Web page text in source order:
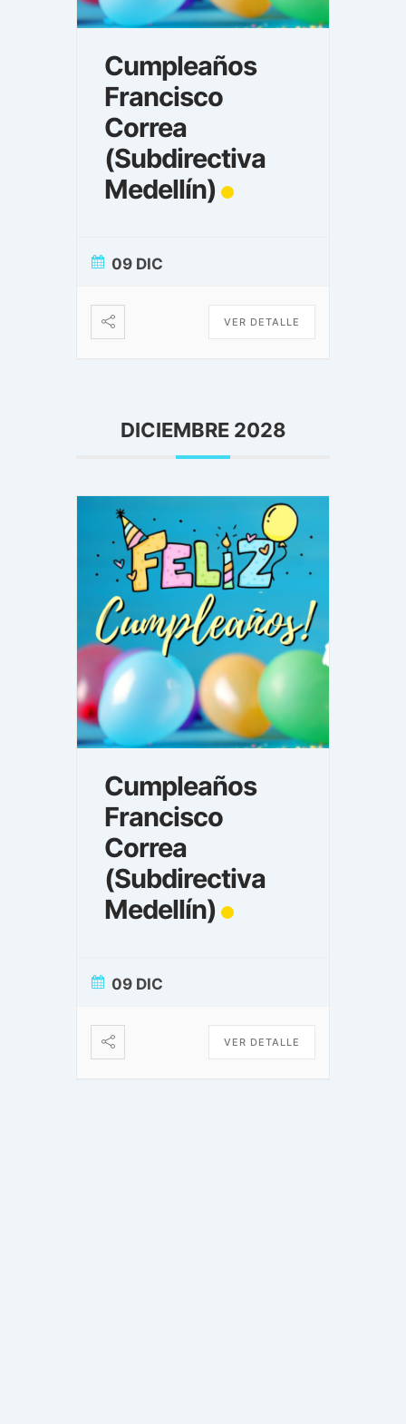
Cumpleaños
Francisco
Correa
(Subdirectiva
Medellín)
09 DIC
VER DETALLE
DICIEMBRE 2028
Cumpleaños
Francisco
Correa
(Subdirectiva
Medellín)
09 DIC
VER DETALLE